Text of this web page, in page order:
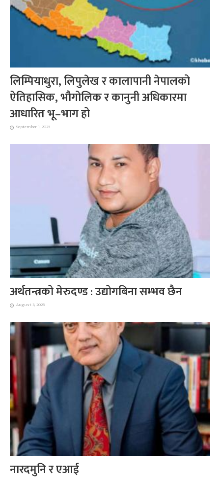
लिम्पियाधुरा, लिपुलेख र कालापानी नेपालको
ऐतिहासिक, भौगोलिक र कानुनी अधिकारमा
आधारित भू–भाग हो
September 1, 2025
अर्थतन्त्रको मेरुदण्ड : उद्योगबिना सम्भव छैन
August 3, 2025
नारदमुनि र एआई